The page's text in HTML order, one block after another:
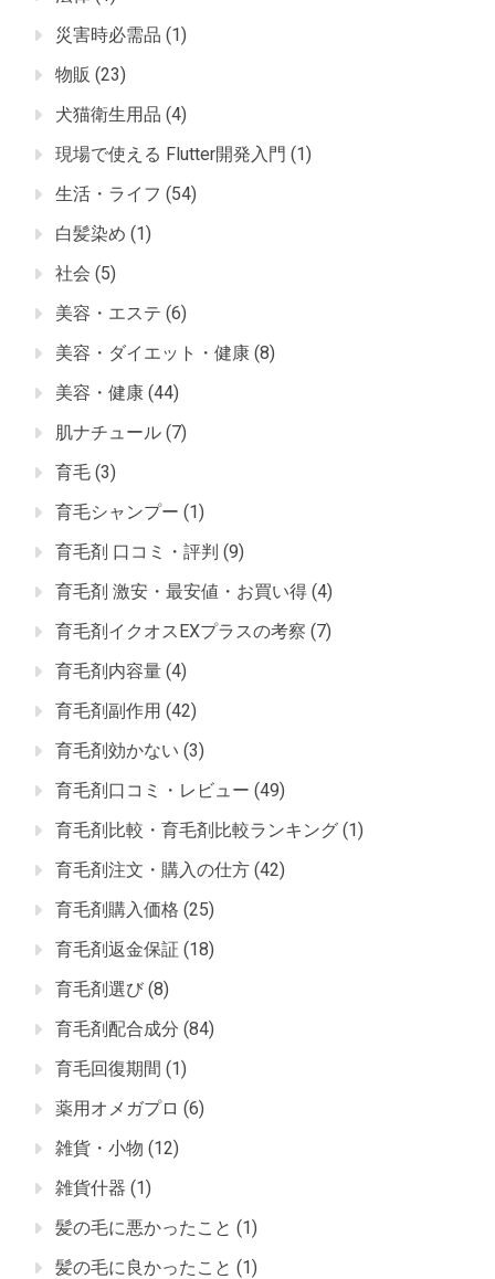
災害時必需品 (1)
物販 (23)
犬猫衛生用品 (4)
現場で使える Flutter開発入門 (1)
生活・ライフ (54)
白髪染め (1)
社会 (5)
美容・エステ (6)
美容・ダイエット・健康 (8)
美容・健康 (44)
肌ナチュール (7)
育毛 (3)
育毛シャンプー (1)
育毛剤 口コミ・評判 (9)
育毛剤 激安・最安値・お買い得 (4)
育毛剤イクオスEXプラスの考察 (7)
育毛剤内容量 (4)
育毛剤副作用 (42)
育毛剤効かない (3)
育毛剤口コミ・レビュー (49)
育毛剤比較・育毛剤比較ランキング (1)
育毛剤注文・購入の仕方 (42)
育毛剤購入価格 (25)
育毛剤返金保証 (18)
育毛剤選び (8)
育毛剤配合成分 (84)
育毛回復期間 (1)
薬用オメガプロ (6)
雑貨・小物 (12)
雑貨什器 (1)
髪の毛に悪かったこと (1)
髪の毛に良かったこと (1)